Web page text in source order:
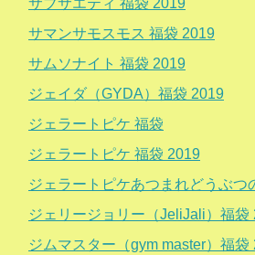
サマンサモスモス 福袋 2019
サムソナイト 福袋 2019
ジェイダ（GYDA）福袋 2019
ジェラートピケ 福袋
ジェラートピケ 福袋 2019
ジェラートピケあつまれどうぶつ
ジェリージョリー（JeliJali）福袋
ジムマスター（gym master）福袋